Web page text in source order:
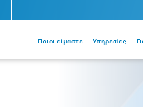
Ποιοι είμαστε Υπηρεσίες